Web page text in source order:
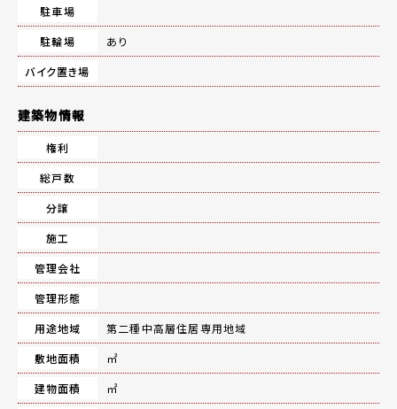
駐車場
駐輪場
あり
バイク置き場
建築物情報
権利
総戸数
分譲
施工
管理会社
管理形態
用途地域
第二種中高層住居専用地域
敷地面積
㎡
建物面積
㎡